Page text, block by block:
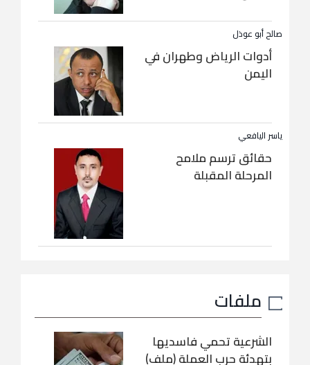
صالح أبو عوذل
أدوات الرياض وطهران في
اليمن
ياسر اليافعي
حقائق ترسم ملامح
المرحلة المقبلة
ملفات
الشرعية تحمي فاسديها
بتهدئة حرب العملة (ملف)